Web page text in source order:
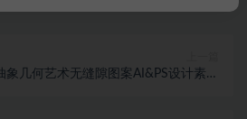
象几何艺术无缝隙图案AI&PS设计素材